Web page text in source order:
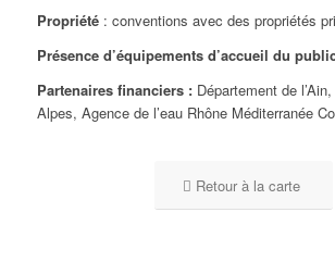
Propriété: conventions avec des propriétés
Présence d’équipements d’accueil du
Partenaires financiers :Département de
Alpes, Agence de l’eau Rhône Méditerranée
Retour à la carte